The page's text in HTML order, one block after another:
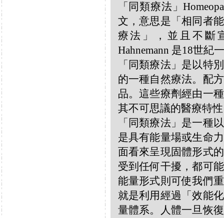
「同類療法」
文，意思是「相同者
療法」，並且不斷
Hahnemann 是18世紀
「同類療法」是以特
的一種自然療法。配
品。這些療劑經由一
其不可思議的醫療特
「同類療法」是一種
是具有能量場或生命
面看來呈現固體形式
受到任何干擾，都可
能量形式則可使我們
就是利用經過「效能
量體系。人體一旦恢